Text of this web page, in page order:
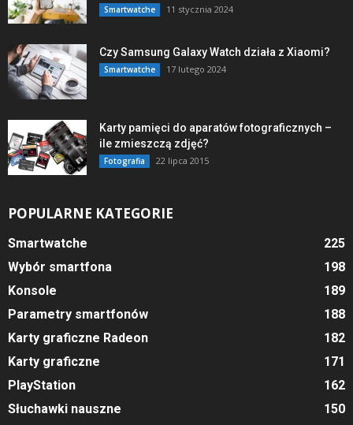
Smartwatche 11 stycznia 2024
Czy Samsung Galaxy Watch działa z Xiaomi?
Smartwatche 17 lutego 2024
Karty pamięci do aparatów fotograficznych –
ile zmieszczą zdjęć?
Fotografia 22 lipca 2015
POPULARNE KATEGORIE
Smartwatche
225
Wybór smartfona
198
Konsole
189
Parametry smartfonów
188
Karty graficzne Radeon
182
Karty graficzne
171
PlayStation
162
Słuchawki nauszne
150